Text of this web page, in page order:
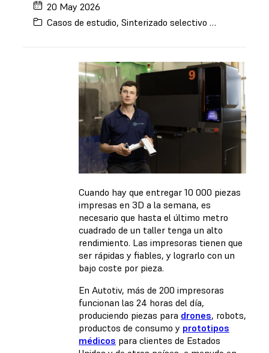
20 May 2026
Casos de estudio,Sinterizado selectivo por láser (SLS)
Cuando hay que entregar 10 000 piezas
impresas en 3D a la semana, es
necesario que hasta el último metro
cuadrado de un taller tenga un alto
rendimiento. Las impresoras tienen que
ser rápidas y fiables, y lograrlo con un
bajo coste por pieza.
En Autotiv, más de 200 impresoras
funcionan las 24 horas del día,
produciendo piezas para drones, robots,
productos de consumo y prototipos
médicos para clientes de Estados